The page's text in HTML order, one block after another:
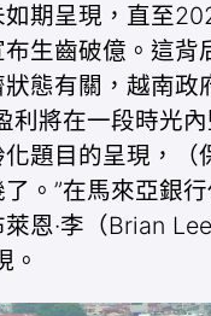
期呈現，直至
生齒破億。這背
態有關，越南政
利將在一段時光
題目的呈現，（
。”在馬來亞銀
恩·李（Brian
。